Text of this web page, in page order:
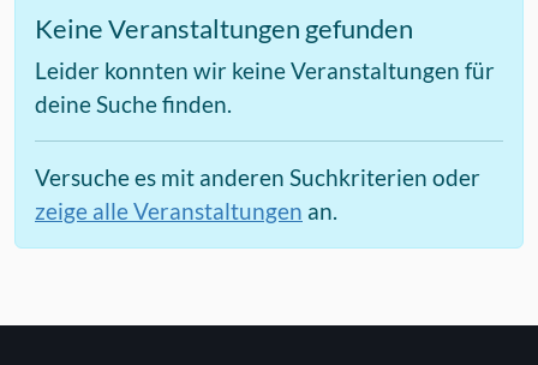
Keine Veranstaltungen gefunden
Leider konnten wir keine Veranstaltungen für
deine Suche finden.
Versuche es mit anderen Suchkriterien oder
zeige alle Veranstaltungen an.